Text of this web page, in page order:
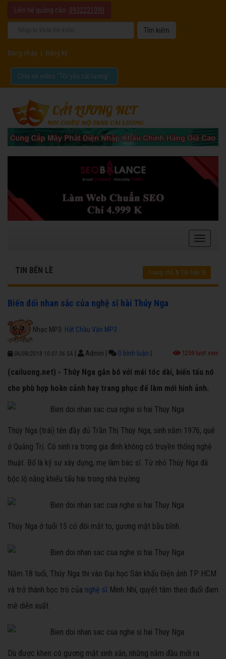
Liên hệ quảng cáo: 0932221090
Đăng nhập Đăng ký
Chia sẻ video "Tôi yêu cải lương".
TIN BÊN LỀ Trang chủ Tin bên lề
Biến đổi nhan sắc của nghệ sĩ hài Thúy Nga
Nhạc MP3: Hát Chầu Văn MP3
06/08/2018 10:01:36 SA Admin 0 bình luận 1259 lượt xem
(cailuong.net) - Thúy Nga gắn bó với mái tóc dài, biến tấu nó
cho phù hợp hoàn cảnh hay trang phục để làm mới hình ảnh.
Thúy Nga (trái) tên đầy đủ Trần Thị Thúy Nga, sinh năm 1976, quê
ở Quảng Trị. Cô sinh ra trong gia đình không có truyền thống nghệ
thuật. Bố là kỹ sư xây dựng, mẹ làm bác sĩ. Từ nhỏ Thúy Nga đã
bộc lộ năng khiếu tấu hài trong nhà trường.
Thúy Nga ở tuổi 15 có đôi mắt to, gương mặt bầu bĩnh.
Năm 18 tuổi, Thúy Nga thi vào Đại học Sân khấu Điện ảnh TP HCM
và trở thành học trò của nghệ sĩ Minh Nhí, quyết tâm theo đuổi đam
mê diễn xuất.
Dù được khen có gương mặt xinh xắn, những năm đầu mới ra